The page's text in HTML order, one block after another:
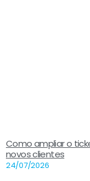
Como ampliar o
novos clientes
24/07/2026